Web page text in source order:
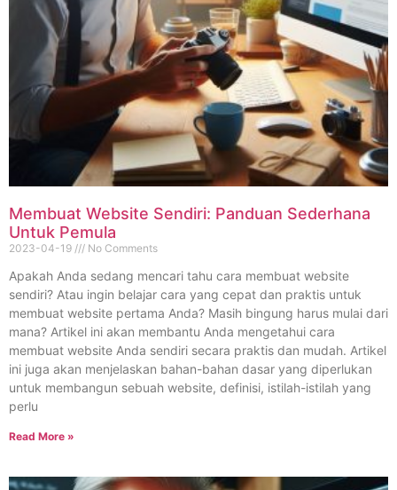
Membuat Website Sendiri: Panduan Sederhana
Untuk Pemula
2023-04-19 No Comments
Apakah Anda sedang mencari tahu cara membuat website
sendiri? Atau ingin belajar cara yang cepat dan praktis untuk
membuat website pertama Anda? Masih bingung harus mulai dari
mana? Artikel ini akan membantu Anda mengetahui cara
membuat website Anda sendiri secara praktis dan mudah. Artikel
ini juga akan menjelaskan bahan-bahan dasar yang diperlukan
untuk membangun sebuah website, definisi, istilah-istilah yang
perlu
Read More »